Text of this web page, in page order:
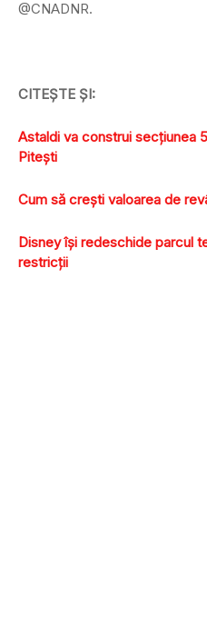
@CNADNR.
CITEŞTE ŞI:
Astaldi va construi secţiunea
Piteşti
Cum să crești valoarea de
Disney îşi redeschide parcul
restricţii